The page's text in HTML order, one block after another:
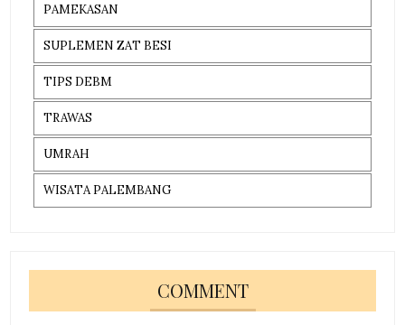
PAMEKASAN
SUPLEMEN ZAT BESI
TIPS DEBM
TRAWAS
UMRAH
WISATA PALEMBANG
COMMENT